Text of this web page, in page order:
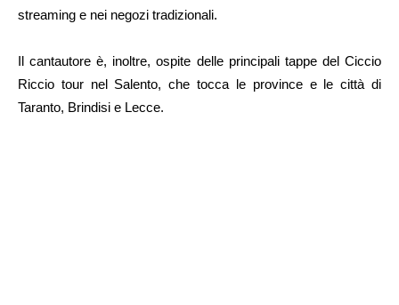
streaming e nei negozi tradizionali.
Il cantautore è, inoltre, ospite delle principali tappe del Ciccio
Riccio tour nel Salento, che tocca le province e le città di
Taranto, Brindisi e Lecce.